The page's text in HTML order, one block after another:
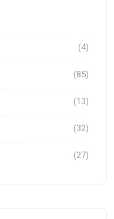
(4)
(85)
(13)
(32)
(27)